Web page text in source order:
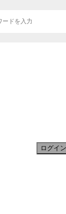
ログイン